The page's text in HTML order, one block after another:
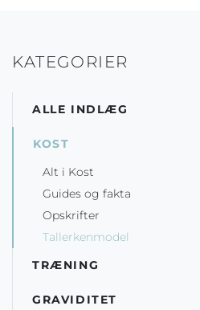
KATEGORIER
ALLE INDLÆG
KOST
Alt i Kost
Guides og fakta
Opskrifter
Tallerkenmodel
TRÆNING
GRAVIDITET